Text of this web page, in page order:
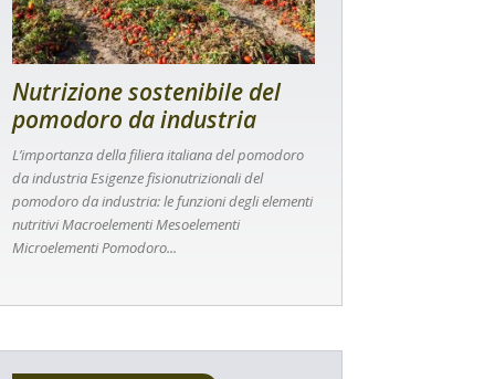
Nutrizione sostenibile del
pomodoro da industria
L’importanza della filiera italiana del pomodoro
da industria Esigenze fisionutrizionali del
pomodoro da industria: le funzioni degli elementi
nutritivi Macroelementi Mesoelementi
Microelementi Pomodoro...